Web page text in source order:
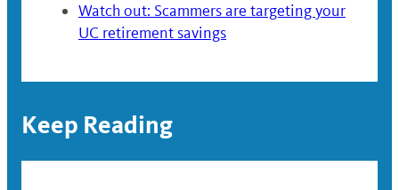
Watch out: Scammers are targeting your
UC retirement savings
Keep Reading